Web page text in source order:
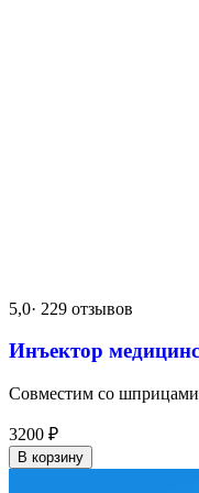
5,0· 229 отзывов
Инъектор
Совместим со
3200 ₽
В корзину